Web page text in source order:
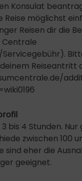
Konsulat
Reise möglichst
Reisen dir die
Centrale
Reiseantritt
bis 4 Stunden. Nur
zwischen 100
sind eher die
geeignet.